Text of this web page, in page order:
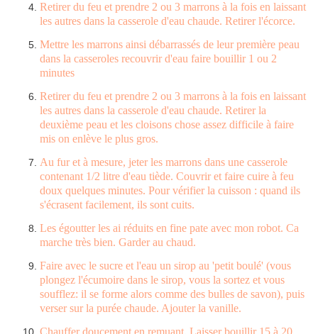
Retirer du feu et prendre 2 ou 3 marrons à la fois en laissant
les autres dans la casserole d'eau chaude. Retirer l'écorce.
Mettre les marrons ainsi débarrassés de leur première peau
dans la casseroles recouvrir d'eau faire bouillir 1 ou 2
minutes
Retirer du feu et prendre 2 ou 3 marrons à la fois en laissant
les autres dans la casserole d'eau chaude. Retirer la
deuxième peau et les cloisons chose assez difficile à faire
mis on enlève le plus gros.
Au fur et à mesure, jeter les marrons dans une casserole
contenant 1/2 litre d'eau tiède. Couvrir et faire cuire à feu
doux quelques minutes. Pour vérifier la cuisson : quand ils
s'écrasent facilement, ils sont cuits.
Les égoutter les ai réduits en fine pate avec mon robot. Ca
marche très bien. Garder au chaud.
Faire avec le sucre et l'eau un sirop au 'petit boulé' (vous
plongez l'écumoire dans le sirop, vous la sortez et vous
soufflez: il se forme alors comme des bulles de savon), puis
verser sur la purée chaude. Ajouter la vanille.